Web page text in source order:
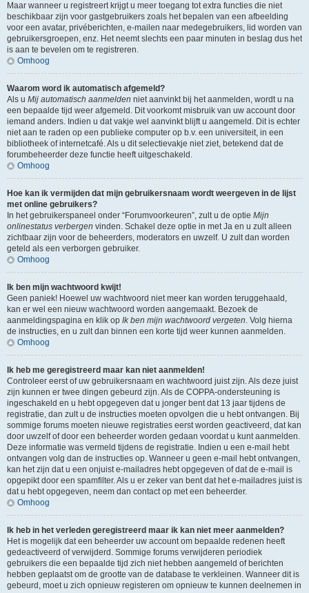
Maar wanneer u registreert krijgt u meer toegang tot extra functies die niet
beschikbaar zijn voor gastgebruikers zoals het bepalen van een afbeelding
voor een avatar, privéberichten, e-mailen naar medegebruikers, lid worden van
gebruikersgroepen, enz. Het neemt slechts een paar minuten in beslag dus het
is aan te bevelen om te registreren.
Omhoog
Waarom word ik automatisch afgemeld?
Als u Mij automatisch aanmelden niet aanvinkt bij het aanmelden, wordt u na
een bepaalde tijd weer afgemeld. Dit voorkomt misbruik van uw account door
iemand anders. Indien u dat vakje wel aanvinkt blijft u aangemeld. Dit is echter
niet aan te raden op een publieke computer op b.v. een universiteit, in een
bibliotheek of internetcafé. Als u dit selectievakje niet ziet, betekend dat de
forumbeheerder deze functie heeft uitgeschakeld.
Omhoog
Hoe kan ik vermijden dat mijn gebruikersnaam wordt weergeven in de lijst
met online gebruikers?
In het gebruikerspaneel onder “Forumvoorkeuren”, zult u de optie Mijn
onlinestatus verbergen vinden. Schakel deze optie in metJa en u zult alleen
zichtbaar zijn voor de beheerders, moderators en uwzelf. U zult dan worden
geteld als een verborgen gebruiker.
Omhoog
Ik ben mijn wachtwoord kwijt!
Geen paniek! Hoewel uw wachtwoord niet meer kan worden teruggehaald,
kan er wel een nieuw wachtwoord worden aangemaakt. Bezoek de
aanmeldingspagina en klik op Ik ben mijn wachtwoord vergeten. Volg hierna
de instructies, en u zult dan binnen een korte tijd weer kunnen aanmelden.
Omhoog
Ik heb me geregistreerd maar kan niet aanmelden!
Controleer eerst of uw gebruikersnaam en wachtwoord juist zijn. Als deze juist
zijn kunnen er twee dingen gebeurd zijn. Als de COPPA-ondersteuning is
ingeschakeld en u hebt opgegeven dat u jonger bent dat 13 jaar tijdens de
registratie, dan zult u de instructies moeten opvolgen die u hebt ontvangen. Bij
sommige forums moeten nieuwe registraties eerst worden geactiveerd, dat kan
door uwzelf of door een beheerder worden gedaan voordat u kunt aanmelden.
Deze informatie was vermeld tijdens de registratie. Indien u een e-mail hebt
ontvangen volg dan de instructies op. Wanneer u geen e-mail hebt ontvangen,
kan het zijn dat u een onjuist e-mailadres hebt opgegeven of dat de e-mail is
opgepikt door een spamfilter. Als u er zeker van bent dat het e-mailadres juist is
dat u hebt opgegeven, neem dan contact op met een beheerder.
Omhoog
Ik heb in het verleden geregistreerd maar ik kan niet meer aanmelden?
Het is mogelijk dat een beheerder uw account om bepaalde redenen heeft
gedeactiveerd of verwijderd. Sommige forums verwijderen periodiek
gebruikers die een bepaalde tijd zich niet hebben aangemeld of berichten
hebben geplaatst om de grootte van de database te verkleinen. Wanneer dit is
gebeurd, moet u zich opnieuw registeren om opnieuw te kunnen deelnemen in